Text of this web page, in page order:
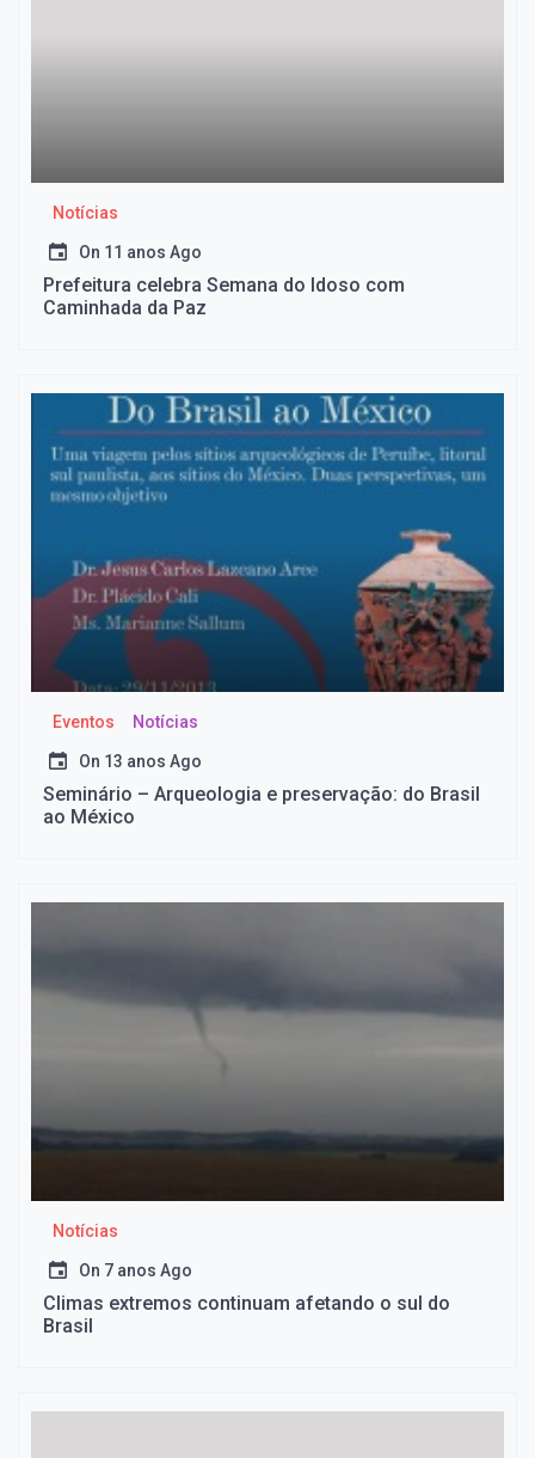
Notícias
On 11 anos Ago
Prefeitura celebra Semana do Idoso com
Caminhada da Paz
Eventos Notícias
On 13 anos Ago
Seminário – Arqueologia e preservação: do Brasil
ao México
Notícias
On 7 anos Ago
Climas extremos continuam afetando o sul do
Brasil